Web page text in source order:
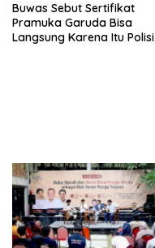
Buwas Sebut Sertifikat
Pramuka Garuda Bisa
Langsung Karena Itu Polisi